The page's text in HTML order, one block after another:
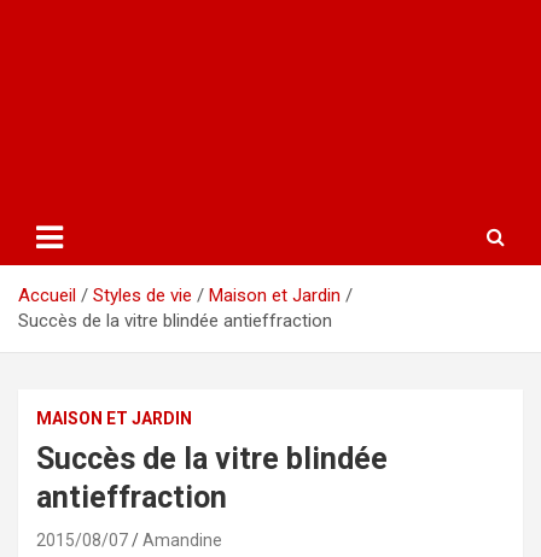
Accueil Styles de vie
Maison et Jardin
Succès de la vitre blindée antieffraction
MAISON ET JARDIN
Succès de la vitre blindée
antieffraction
2015/08/07 Amandine